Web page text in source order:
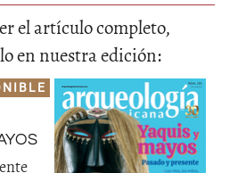
el artículo completo,
en nuestra edición: